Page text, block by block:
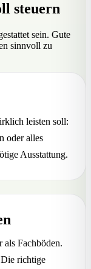
steuern
sein. Gute
sinnvoll zu
leisten soll:
oder alles
Ausstattung.
als Fachböden.
richtige